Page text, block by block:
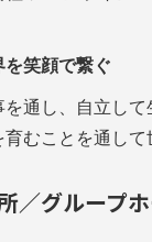
笑顔で繋ぐ
通し、自立し
むことを通して
／グループ